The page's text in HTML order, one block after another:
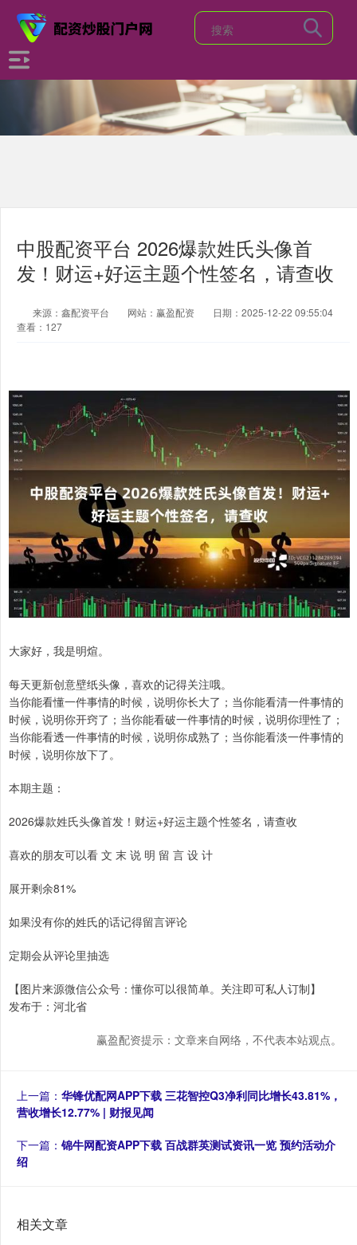
中股配资平台 2026爆款姓氏头像首
发！财运+好运主题个性签名，请查收
来源：鑫配资平台 网站：赢盈配资
日期：2025-12-22 09:55:04
查看：127
大家好，我是明煊。
每天更新创意壁纸头像，喜欢的记得关注哦。
当你能看懂一件事情的时候，说明你长大了；当你能看清一件事情的
时候，说明你开窍了；当你能看破一件事情的时候，说明你理性了；
当你能看透一件事情的时候，说明你成熟了；当你能看淡一件事情的
时候，说明你放下了。
本期主题：
2026爆款姓氏头像首发！财运+好运主题个性签名，请查收
喜欢的朋友可以看 文 末 说 明 留 言 设 计
展开剩余81%
如果没有你的姓氏的话记得留言评论
定期会从评论里抽选
【图片来源微信公众号：懂你可以很简单。关注即可私人订制】
发布于：河北省
赢盈配资提示：文章来自网络，不代表本站观点。
上一篇： 华锋优配网APP下载 三花智控Q3净利同比增长43.81%，
营收增长12.77% | 财报见闻
下一篇： 锦牛网配资APP下载 百战群英测试资讯一览 预约活动介
绍
相关文章